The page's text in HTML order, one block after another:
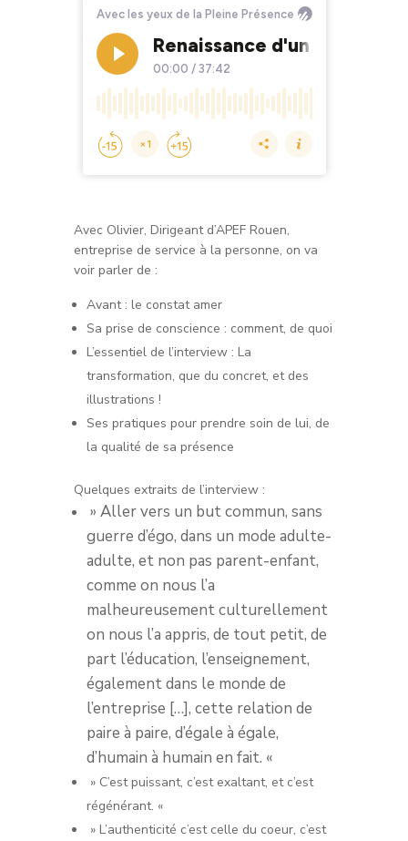
Avec Olivier, Dirigeant d’APEF Rouen,
entreprise de service à la personne, on va
voir parler de :
Avant : le constat amer
Sa prise de conscience : comment, de quoi
L’essentiel de l’interview : La
transformation, que du concret, et des
illustrations !
Ses pratiques pour prendre soin de lui, de
la qualité de sa présence
Quelques extraits de l’interview :
» Aller vers un but commun, sans
guerre d’égo, dans un mode adulte-
adulte, et non pas parent-enfant,
comme on nous l’a
malheureusement culturellement
on nous l’a appris, de tout petit, de
part l’éducation, l’enseignement,
également dans le monde de
l’entreprise […], cette relation de
paire à paire, d’égale à égale,
d’humain à humain en fait. «
» C’est puissant, c’est exaltant, et c’est
régénérant. «
» L’authenticité c’est celle du coeur, c’est